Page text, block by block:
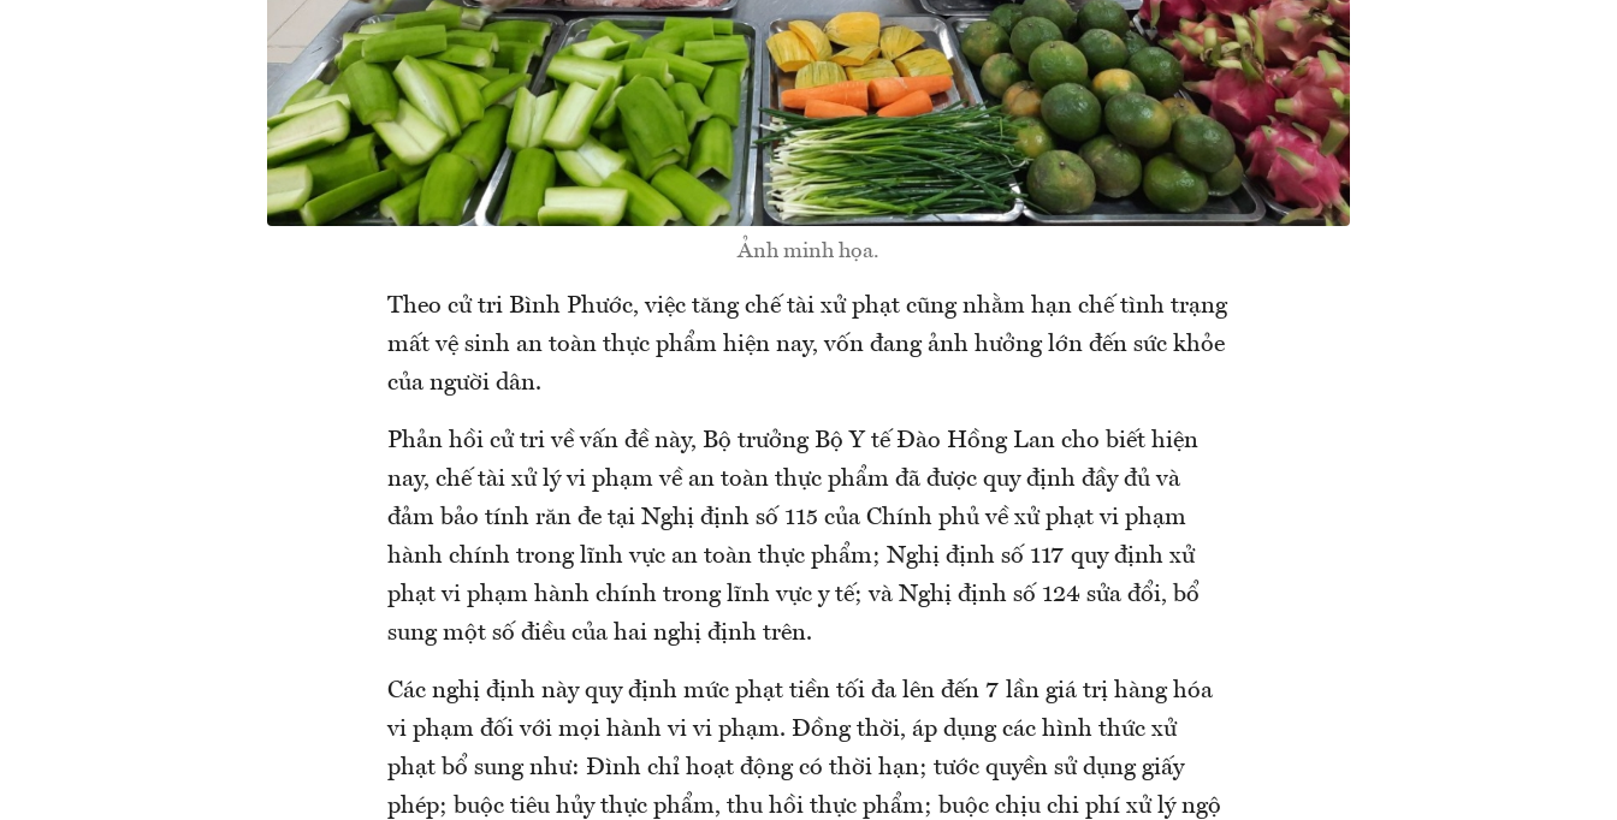
Ảnh minh họa.
Theo cử tri Bình Phước, việc tăng chế tài xử phạt cũng nhằm hạn chế tình trạng
mất vệ sinh an toàn thực phẩm hiện nay, vốn đang ảnh hưởng lớn đến sức khỏe
của người dân.
Phản hồi cử tri về vấn đề này, Bộ trưởng Bộ Y tế Đào Hồng Lan cho biết hiện
nay, chế tài xử lý vi phạm về an toàn thực phẩm đã được quy định đầy đủ và
đảm bảo tính răn đe tại Nghị định số 115 của Chính phủ về xử phạt vi phạm
hành chính trong lĩnh vực an toàn thực phẩm; Nghị định số 117 quy định xử
phạt vi phạm hành chính trong lĩnh vực y tế; và Nghị định số 124 sửa đổi, bổ
sung một số điều của hai nghị định trên.
Các nghị định này quy định mức phạt tiền tối đa lên đến 7 lần giá trị hàng hóa
vi phạm đối với mọi hành vi vi phạm. Đồng thời, áp dụng các hình thức xử
phạt bổ sung như: Đình chỉ hoạt động có thời hạn; tước quyền sử dụng giấy
phép; buộc tiêu hủy thực phẩm, thu hồi thực phẩm; buộc chịu chi phí xử lý ngộ